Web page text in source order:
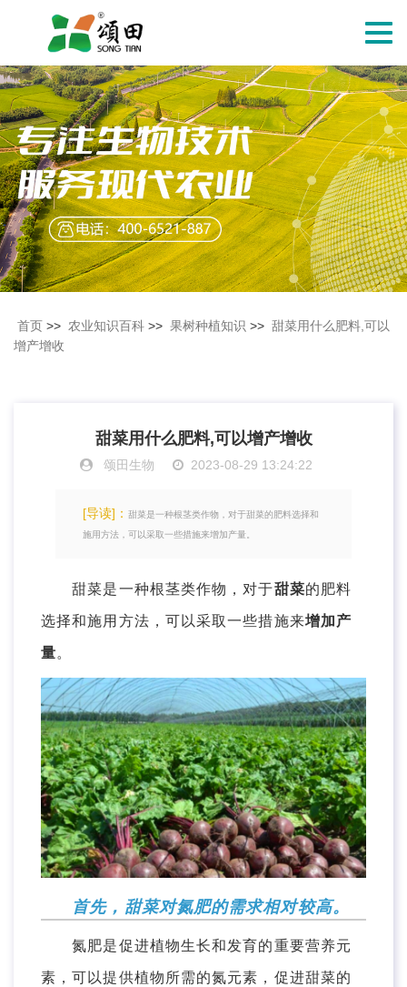
切
导
航
首页 >> 农业知识百科 >> 果树种植知识 >> 甜菜用什么肥料,可以
增产增收
甜菜用什么肥料,可以增产增收
颂田生物 2023-08-29 13:24:22
[导读]： 甜菜是一种根茎类作物，对于甜菜的肥料选择和
施用方法，可以采取一些措施来增加产量。
甜菜是一种根茎类作物，对于甜菜的肥料
选择和施用方法，可以采取一些措施来增加产
量。
首先，甜菜对氮肥的需求相对较高。
氮肥是促进植物生长和发育的重要营养元
素，可以提供植物所需的氮元素，促进甜菜的